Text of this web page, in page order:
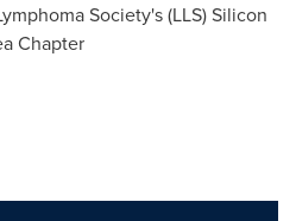
Society's (LLS) Silicon
Chapter